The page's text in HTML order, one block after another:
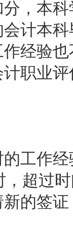
，本
计本
经验
职业
工作
超过
的签